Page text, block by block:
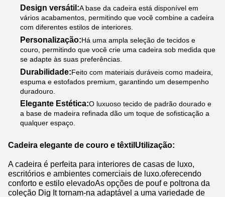
Design versátil:A base da cadeira está disponível em
vários acabamentos, permitindo que você combine a cadeira
com diferentes estilos de interiores.
Personalização:Há uma ampla seleção de tecidos e
couro, permitindo que você crie uma cadeira sob medida que
se adapte às suas preferências.
Durabilidade:Feito com materiais duráveis como madeira,
espuma e estofados premium, garantindo um desempenho
duradouro.
Elegante Estética:O luxuoso tecido de padrão dourado e
a base de madeira refinada dão um toque de sofisticação a
qualquer espaço.
Cadeira elegante de couro e têxtilUtilização:
A cadeira é perfeita para interiores de casas de luxo,
escritórios e ambientes comerciais de luxo.oferecendo
conforto e estilo elevadoAs opções de pouf e poltrona da
coleção Dig It tornam-na adaptável a uma variedade de